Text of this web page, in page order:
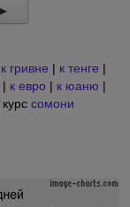
►
к гривне | к тенге |
| к евро | к юаню |
сомони